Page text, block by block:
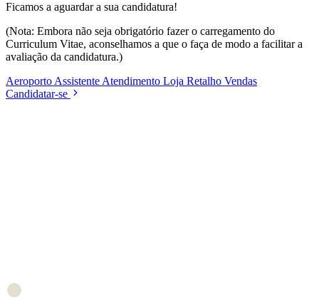
Ficamos a aguardar a sua candidatura!
(Nota: Embora não seja obrigatório fazer o carregamento do
Curriculum Vitae, aconselhamos a que o faça de modo a facilitar a
avaliação da candidatura.)
Aeroporto Assistente Atendimento Loja Retalho Vendas
Candidatar-se